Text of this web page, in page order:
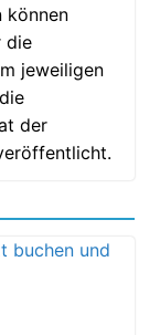
können
die
jeweiligen
der